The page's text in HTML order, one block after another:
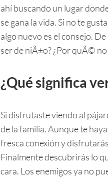
ahí buscando un lugar
se gana la vida. Si no te
algo nuevo es el consejo.
ser de niÃ±o? ¿Por quÃ©
¿Qué significa
Si disfrutaste viendo al
de la familia. Aunque te
fresca conexión y
Finalmente descubrirás lo
cara. Los enemigos ya no